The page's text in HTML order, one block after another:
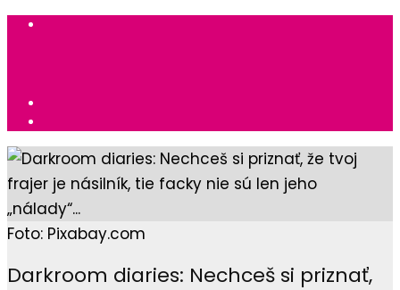
Foto: Pixabay.com
Darkroom diaries: Nechceš si priznať,